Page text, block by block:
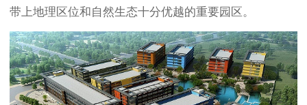
带上地理区位和自然生态十分优越的重要园区。